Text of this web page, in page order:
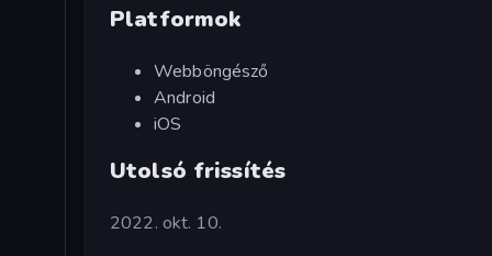
Platformok
Webböngésző
Android
iOS
Utolsó frissítés
2022. okt. 10.